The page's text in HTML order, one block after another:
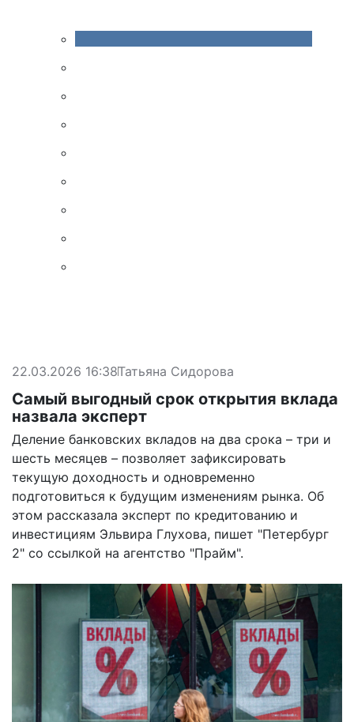
22.03.2026 16:38Татьяна Сидорова
Самый выгодный срок открытия вклада
назвала эксперт
Деление банковских вкладов на два срока – три и
шесть месяцев – позволяет зафиксировать
текущую доходность и одновременно
подготовиться к будущим изменениям рынка. Об
этом рассказала эксперт по кредитованию и
инвестициям Эльвира Глухова, пишет "Петербург
2" со ссылкой на агентство "Прайм".